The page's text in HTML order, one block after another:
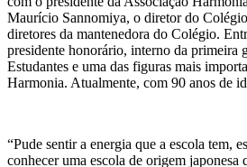
Maurício Sannomiya, o diretor do
diretores da mantenedora do Colégio.
presidente honorário, interno da primeira
Estudantes e uma das figuras mais
Harmonia. Atualmente, com 90 anos de
“Pude sentir a energia que a escola tem,
conhecer uma escola de origem japonesa